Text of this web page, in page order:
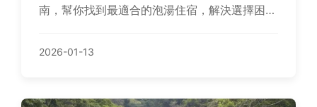
南，幫你找到最適合的泡湯住宿，解決選擇困
2026-01-13